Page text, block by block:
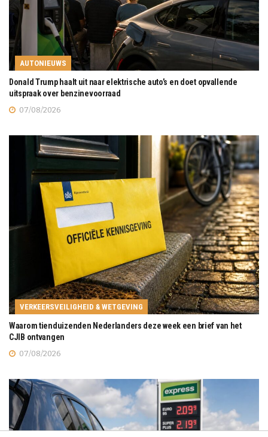
AUTONIEUWS
Donald Trump haalt uit naar elektrische auto’s en doet opvallende
uitspraak over benzinevoorraad
07/08/2026
VERKEERSVEILIGHEID & WETGEVING
Waarom tienduizenden Nederlanders deze week een brief van het
CJIB ontvangen
07/08/2026